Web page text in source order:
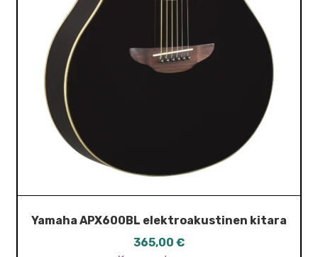
Yamaha APX600BL elektroakustinen kitara
365,00 €